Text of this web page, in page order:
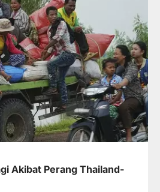
Akibat Perang Thailand-